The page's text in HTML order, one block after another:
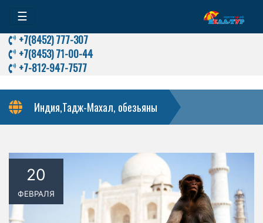
☰
+7(8452) 777-307
+7(8453) 71-00-44
+7-812-947-7577
Индия,Тадж-Махал, обезьяны
20
ФЕВРАЛЯ